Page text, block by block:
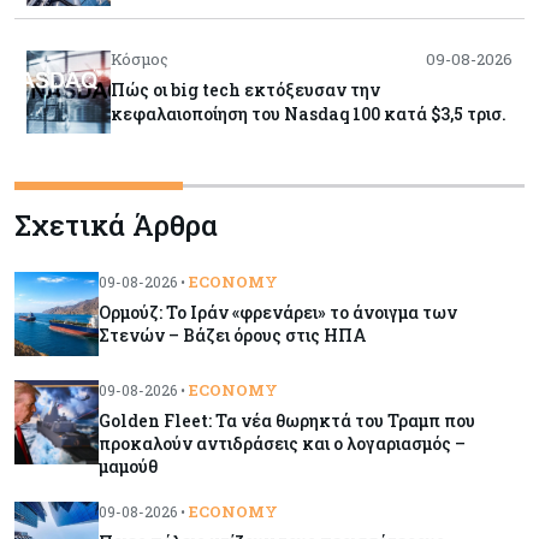
Κόσμος 09-08-2026
Πώς οι big tech εκτόξευσαν την
κεφαλαιοποίηση του Nasdaq 100 κατά $3,5 τρισ.
Αρθρογραφία 09-08-2026
Η επενδυτική κουλτούρα που λείπει από την
Κύπρο
Τουρισμός 09-08-2026
Στη σκανδιναβική αγορά ποντάρει η Κύπρος για
Κόσμος 08-08-2026
Ενέργεια: Στερεύουν τα αποθέματα της
Σχετικά Άρθρα
09-08-2026 • ECONOMY
Ορμούζ: Το Ιράν «φρενάρει» το άνοιγμα των
Στενών – Βάζει όρους στις ΗΠΑ
09-08-2026 • ECONOMY
Golden Fleet: Τα νέα θωρηκτά του Τραμπ που
προκαλούν αντιδράσεις και ο λογαριασμός –
μαμούθ
09-08-2026 • ECONOMY